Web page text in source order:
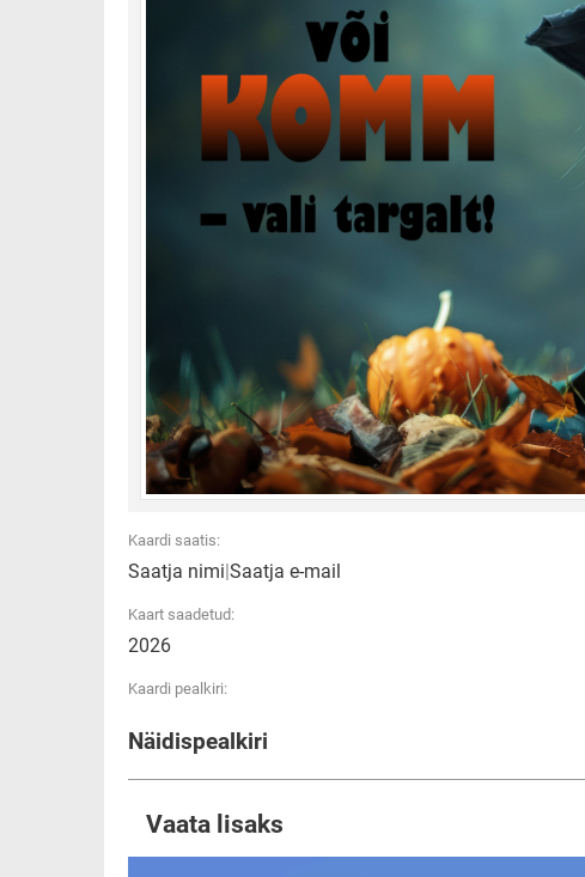
Kaardi saatis:
Saatja nimi|Saatja e-mail
Kaart saadetud:
2026
Kaardi pealkiri:
Näidispealkiri
Vaata lisaks